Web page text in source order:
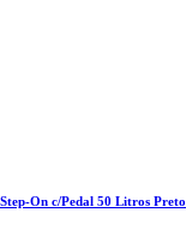
On c/Pedal 50 Litros Preto